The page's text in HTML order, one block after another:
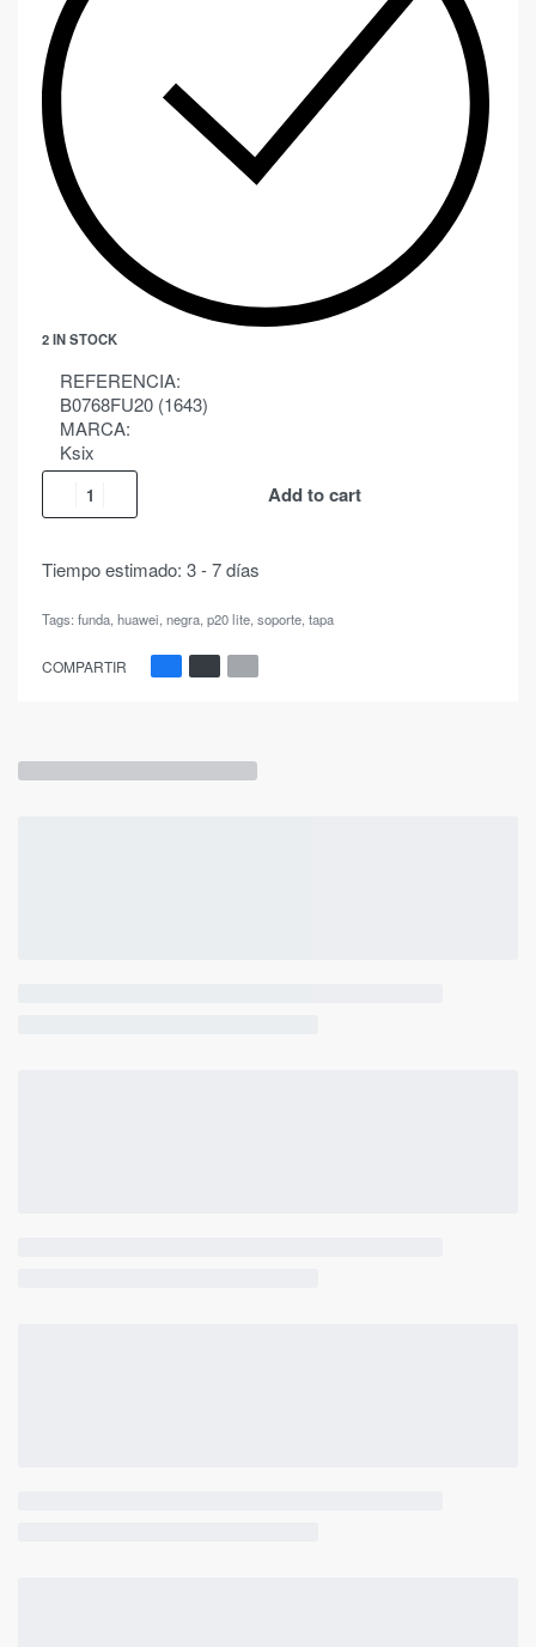
2 IN STOCK
REFERENCIA:
B0768FU20 (1643)
MARCA:
Ksix
Add to cart
Tiempo estimado: 3 - 7 días
Tags: funda, huawei, negra, p20 lite, soporte, tapa
COMPARTIR